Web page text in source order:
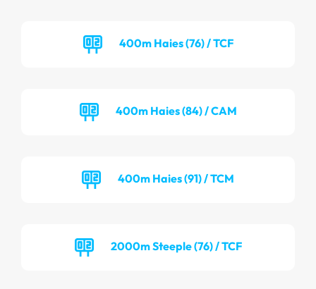
400m Haies (76) / TCF
400m Haies (84) / CAM
400m Haies (91) / TCM
2000m Steeple (76) / TCF